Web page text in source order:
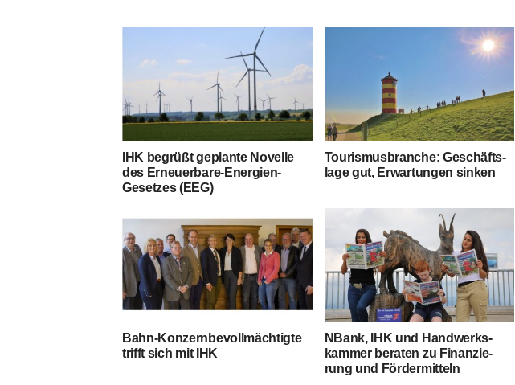
IHK begrüßt geplan­te Novel­le
des Erneu­er­ba­re-Ener­gien-
Geset­zes (EEG)
Tou­ris­mus­bran­che: Geschäfts­
la­ge gut, Erwar­tun­gen sinken
Bahn-Kon­zern­be­voll­mäch­tig­te
trifft sich mit IHK
NBank, IHK und Hand­werks­
kam­mer bera­ten zu Finan­zie­
rung und Fördermitteln